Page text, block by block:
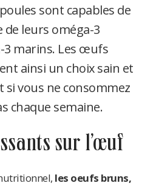
sont capables de
leurs oméga-3
3 marins. Les œufs
ainsi un choix sain et
vous ne consommez
chaque semaine.
sur l’œuf
les oeufs bruns,